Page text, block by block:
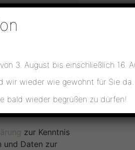
zur Kenntnis
und Daten zur
3. August bis einschließlich 16.
wir wieder wie gewohnt für Sie da.
bald wieder begrüßen zu dürfen!